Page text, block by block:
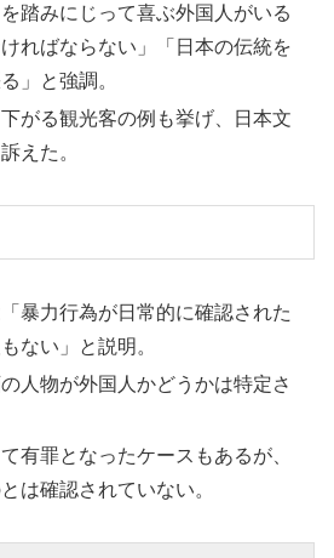
を踏みにじって喜ぶ外国人がいる
ればならない」「日本の伝統を
」と強調。
がる観光客の例も挙げ、日本文
えた。
暴力行為が日常的に確認された
ない」と説明。
人物が外国人かどうかは特定さ
有罪となったケースもあるが、
は確認されていない。